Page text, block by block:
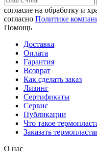
согласие на обработку и
согласно Политике
Помощь
Доставка
Оплата
Гарантия
Возврат
Как сделать заказ
Лизинг
Сертификаты
Сервис
Публикации
Что такое
Заказать
О нас